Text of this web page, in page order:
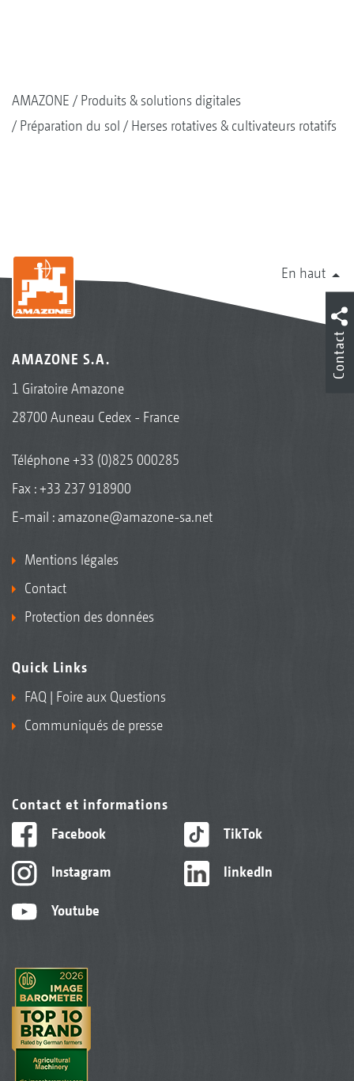
AMAZONE
Produits & solutions digitales
Préparation du sol
Herses rotatives & cultivateurs rotatifs
En haut
AMAZONE S.A.
1 Giratoire Amazone
28700 Auneau Cedex - France
Téléphone+33 (0)825 000285
Fax : +33 237 918900
E-mail : amazone@amazone-sa.net
Mentions légales
Contact
Protection des données
Quick Links
FAQ | Foire aux Questions
Communiqués de presse
Contact et informations
Facebook
Instagram
Youtube
TikTok
linkedIn
Contact